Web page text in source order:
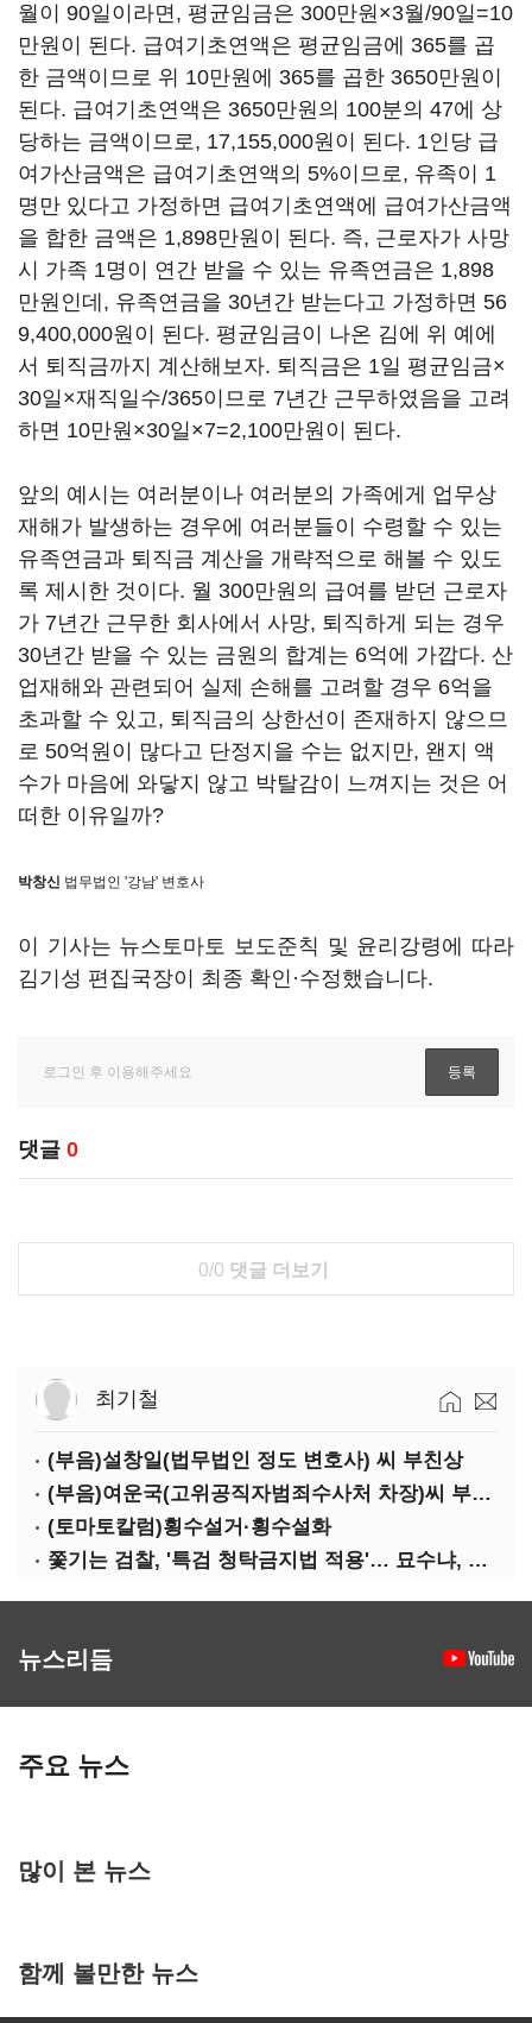
월이 90일이라면, 평균임금은 300만원×3월/90일=10
만원이 된다. 급여기초연액은 평균임금에 365를 곱
한 금액이므로 위 10만원에 365를 곱한 3650만원이
된다. 급여기초연액은 3650만원의 100분의 47에 상
당하는 금액이므로, 17,155,000원이 된다. 1인당 급
여가산금액은 급여기초연액의 5%이므로, 유족이 1
명만 있다고 가정하면 급여기초연액에 급여가산금액
을 합한 금액은 1,898만원이 된다. 즉, 근로자가 사망
시 가족 1명이 연간 받을 수 있는 유족연금은 1,898
만원인데, 유족연금을 30년간 받는다고 가정하면 56
9,400,000원이 된다. 평균임금이 나온 김에 위 예에
서 퇴직금까지 계산해보자. 퇴직금은 1일 평균임금×
30일×재직일수/365이므로 7년간 근무하였음을 고려
하면 10만원×30일×7=2,100만원이 된다.
앞의 예시는 여러분이나 여러분의 가족에게 업무상
재해가 발생하는 경우에 여러분들이 수령할 수 있는
유족연금과 퇴직금 계산을 개략적으로 해볼 수 있도
록 제시한 것이다. 월 300만원의 급여를 받던 근로자
가 7년간 근무한 회사에서 사망, 퇴직하게 되는 경우
30년간 받을 수 있는 금원의 합계는 6억에 가깝다. 산
업재해와 관련되어 실제 손해를 고려할 경우 6억을
초과할 수 있고, 퇴직금의 상한선이 존재하지 않으므
로 50억원이 많다고 단정지을 수는 없지만, 왠지 액
수가 마음에 와닿지 않고 박탈감이 느껴지는 것은 어
떠한 이유일까?
박창신 법무법인 '강남' 변호사
이 기사는 뉴스토마토 보도준칙 및 윤리강령에 따라
김기성 편집국장이 최종 확인·수정했습니다.
댓글 0
0/0 댓글 더보기
최기철
(부음)설창일(법무법인 정도 변호사) 씨 부친상
(부음)여운국(고위공직자범죄수사처 차장)씨 부친상
(토마토칼럼)횡수설거·횡수설화
쫓기는 검찰, '특검 청탁금지법 적용'… 묘수냐, 무리수냐
뉴스리듬
주요 뉴스
많이 본 뉴스
함께 볼만한 뉴스